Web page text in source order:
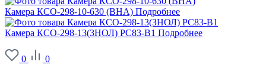
Камера КСО-298-10-630 (ВНА) Подробнее
Камера КСО-298-13(ЗНОЛ) РС83-В1 Подробнее
0
0